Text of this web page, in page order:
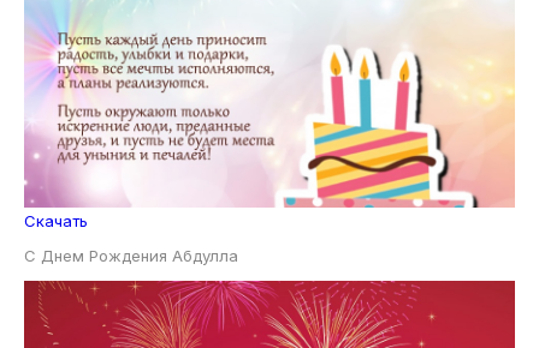
Скачать
С Днем Рождения Абдулла